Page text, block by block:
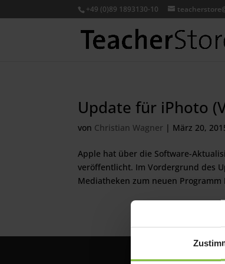
+49 (0)89 1893130-10
Update für iPhoto
von Christian Wagner | März 20,
Apple hat über die Software-
veröffentlicht. Im Vordergrund des
Mediatheken zum neuen Programm